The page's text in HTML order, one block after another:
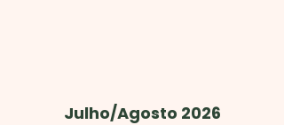
Julho/Agosto 2026